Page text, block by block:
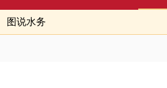
图说水务